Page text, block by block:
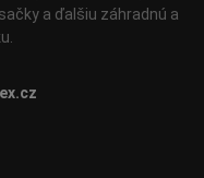
a ďalšiu záhradnú a